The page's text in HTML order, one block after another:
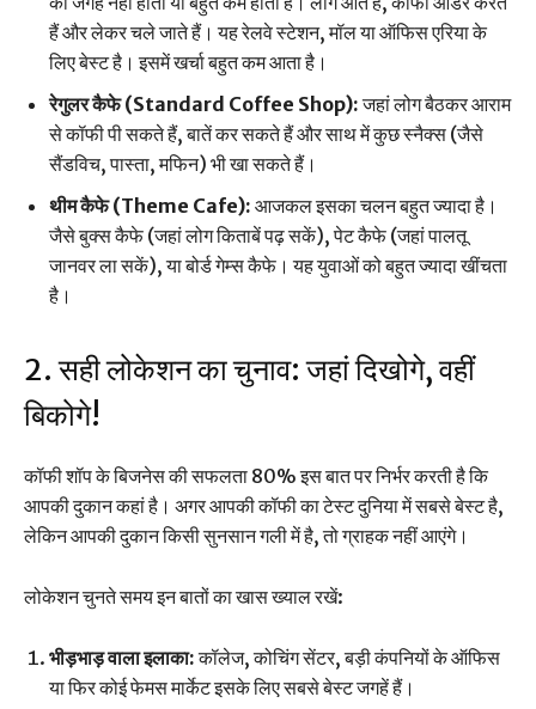
हैं और लेकर चले जाते हैं। यह रेलवे स्टेशन, मॉल या ऑफिस एरिया के
लिए बेस्ट है। इसमें खर्चा बहुत कम आता है।
रेगुलर कैफे (Standard Coffee Shop):जहां लोग बैठकर आराम
से कॉफी पी सकते हैं, बातें कर सकते हैं और साथ में कुछ स्नैक्स (जैसे
सैंडविच, पास्ता, मफिन) भी खा सकते हैं।
थीम कैफे (Theme Cafe): आजकल इसका चलन बहुत ज्यादा है।
जैसे बुक्स कैफे (जहां लोग किताबें पढ़ सकें), पेट कैफे (जहां पालतू
जानवर ला सकें), या बोर्ड गेम्स कैफे। यह युवाओं को बहुत ज्यादा खींचता
है।
2. सही लोकेशन का चुनाव: जहां दिखोगे, वहीं
बिकोगे!
कॉफी शॉप के बिजनेस की सफलता 80% इस बात पर निर्भर करती है कि
आपकी दुकान कहां है। अगर आपकी कॉफी का टेस्ट दुनिया में सबसे बेस्ट है,
लेकिन आपकी दुकान किसी सुनसान गली में है, तो ग्राहक नहीं आएंगे।
लोकेशन चुनते समय इन बातों का खास ख्याल रखें:
भीड़भाड़ वाला इलाका:कॉलेज, कोचिंग सेंटर, बड़ी कंपनियों के ऑफिस
या फिर कोई फेमस मार्केट इसके लिए सबसे बेस्ट जगहें हैं।